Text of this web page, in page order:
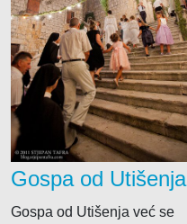
Gospa od Utišenja
Gospa od Utišenja već se